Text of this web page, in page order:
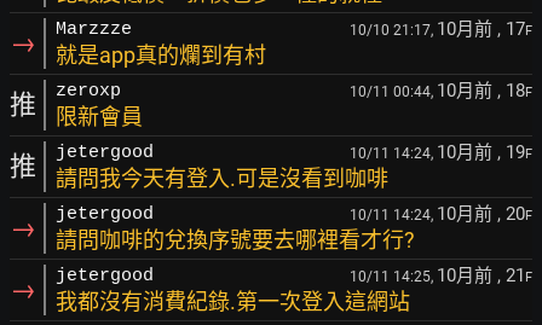
→ Marzzze 10/10 21:17, 10月前 , 17F
就是app真的爛到有村
推 zeroxp 10/11 00:44, 10月前 , 18F
限新會員
推 jetergood 10/11 14:24, 10月前 , 19F
請問我今天有登入.可是沒看到咖啡
→ jetergood 10/11 14:24, 10月前 , 20F
請問咖啡的兌換序號要去哪裡看才行?
→ jetergood 10/11 14:25, 10月前 , 21 F
我都沒有消費紀錄.第一次登入這網站